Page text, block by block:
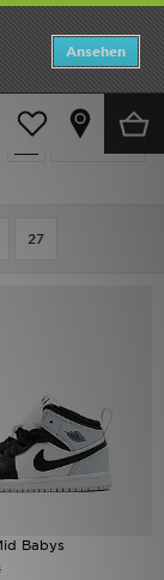
Ansehen
Verfeinern
27
Babys